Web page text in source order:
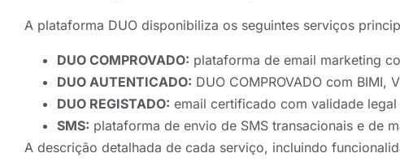
A plataforma DUO disponibiliza os seguintes serviços
DUO COMPROVADO: plataforma de email marketing
DUO AUTENTICADO: DUO COMPROVADO com
DUO REGISTADO: email certificado com validade
SMS: plataforma de envio de SMS transacionais e de
A descrição detalhada de cada serviço, incluindo